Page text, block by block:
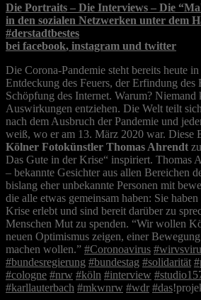
Die Portraits – Die Interviews – Die
in den sozialen Netzwerken unter dem
#derstadtbestes
bei facebook, instagram und twitter
Die Corona-Pandemie steht bereits heute
Entdeckung des Feuers, der Erfindung des
Schöpfung des Internet. Warum?
Auswirkungen entziehen. Die Welt teilt
nach dem Ausbruch der Pandemie und
weiß, wo er am 13. März 2020 war. Diese
Kölner Fotokünstler Thomas Ahrendt
Das Gute in der Krise“ inspiriert. Thomas
– bekannte Gesichter aus allen Bereichen
bislang eher unbekannte Personen mit
die alle etwas gemeinsam haben: Sie
Krise erlebt und sind bereit darüber zu
Menschen Mut zu spenden. “Wir wollen
neuen Optimismus zeigen, einer
machen wollen.” #Coronoavirus
#bundesregierung #bundestag #solidarität
#cologne #nrw #köln #interview
#karllauterbach #mkwnrw #wdr #das